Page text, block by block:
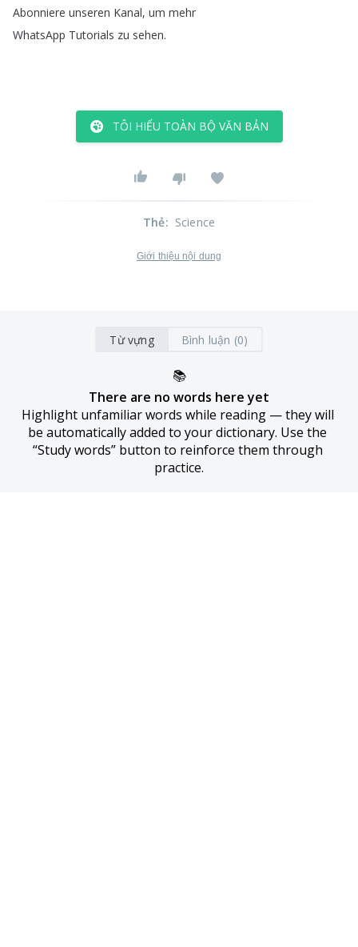
Abonniere unseren Kanal, um mehr
WhatsApp Tutorials zu sehen.
TÔI HIỂU TOÀN BỘ VĂN BẢN
Thẻ: Science
Giới thiệu nội dung
Từ vựng Bình luận (0)
📚
There are no words here yet
Highlight unfamiliar words while reading — they will
be automatically added to your dictionary. Use the
“Study words” button to reinforce them through
practice.